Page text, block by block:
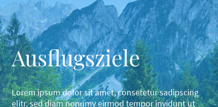
Ausflugsziele
Lorem ipsum dolor sit amet, consetetur sadipscing
elitr, sed diam nonumy eirmod tempor invidunt ut